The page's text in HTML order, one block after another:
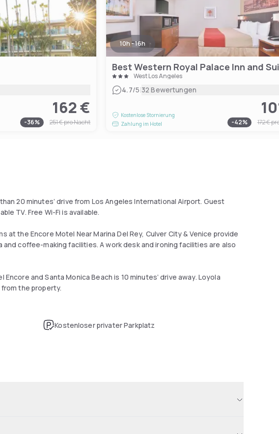
162 €
-36% 251 €pro Nacht
10h - 16h
West Los Angeles
4.7/5|32 Bewertungen
Kostenlose Stornierung
Zahlung im Hotel
-42% 172 €
20 minutes’ drive from Los Angeles International Airport. Guest
TV. Free Wi-Fi is available.
at the Encore Motel Near Marina Del Rey, Culver City & Venice provide
and coffee-making facilities. A work desk and ironing facilities are also
and Santa Monica Beach is 10 minutes’ drive away. Loyola
the property.
Kostenloser privater Parkplatz